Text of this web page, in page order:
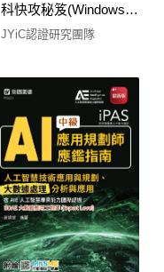
科快攻秘笈(Windows
10+Word 2016) - 最新版
JYiC認證研究團隊